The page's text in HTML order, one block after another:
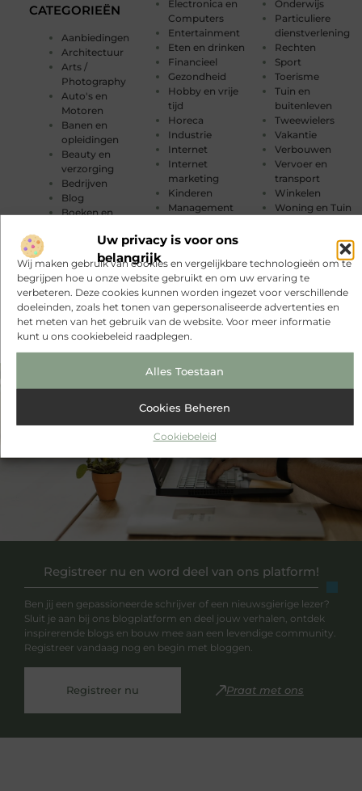
Uw privacy is voor ons
belangrijk
Wij maken gebruik van cookies en vergelijkbare technologieën om te
begrijpen hoe u onze website gebruikt en om uw ervaring te
verbeteren. Deze cookies kunnen worden ingezet voor verschillende
doeleinden, zoals het tonen van gepersonaliseerde advertenties en
het meten van het gebruik van de website. Voor meer informatie
kunt u ons cookiebeleid raadplegen.
Alles Toestaan
Cookies Beheren
Cookiebeleid
CATEGORIEËN
Aanbiedingen
Architectuur
Arts /
Photography
Auto's en
Motoren
Banen en
opleidingen
Beauty en
verzorging
Bedrijven
Blog
Boeken en
Cadeau
Dienstverlening
Dieren
Electronica en
Computers
Entertainment
Eten en drinken
Financieel
Gezondheid
Hobby en vrije
tijd
Horeca
Industrie
Internet
Internet
marketing
Kinderen
Management
Meubels
Mode en
Kleding
Muziek
Onderwijs
Particuliere
dienstverlening
Rechten
Sport
Toerisme
Tuin en
buitenleven
Tweewielers
Vakantie
Verbouwen
Vervoer en
transport
Winkelen
Woning en Tuin
dienstverlening
Zorg
Registreer nu en word deel van ons platform!
Ben jij een gepassioneerde schrijver of een nieuwsgierige lezer?
Sluit je aan bij ons blogplatform en deel jouw verhalen, ontdek
inspirerende blogs en bouw mee aan een levendige community.
Registreer vandaag nog en begin met bloggen.
Registreer nu Praat met ons